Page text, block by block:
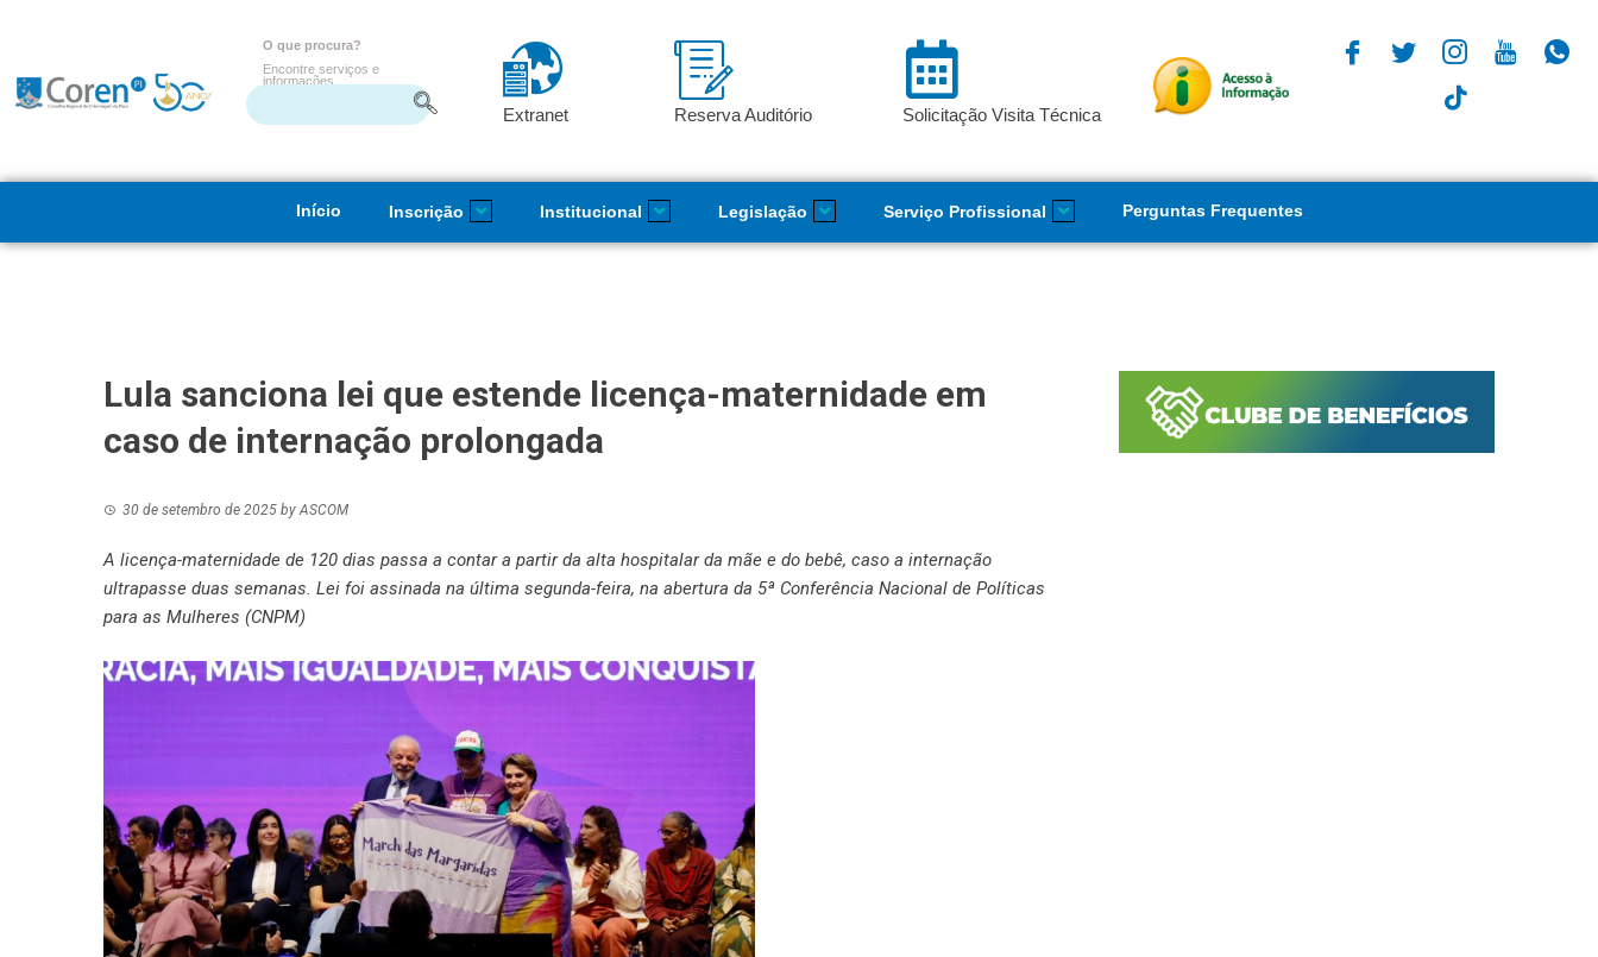
O que procura?
Encontre serviços e
informações
Extranet Reserva Auditório Solicitação Visita Técnica
Início Inscrição Institucional Legislação Serviço Profissional Perguntas Frequentes
Lula sanciona lei que estende licença-maternidade em
caso de internação prolongada
30 de setembro de 2025 byASCOM
A licença-maternidade de 120 dias passa a contar a partir da alta hospitalar da mãe e do bebê, caso a internação
ultrapasse duas semanas. Lei foi assinada na última segunda-feira, na abertura da 5ª Conferência Nacional de Políticas
para as Mulheres (CNPM)